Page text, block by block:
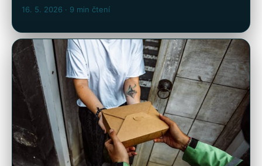
16. 5. 2026 · 9 min čtení